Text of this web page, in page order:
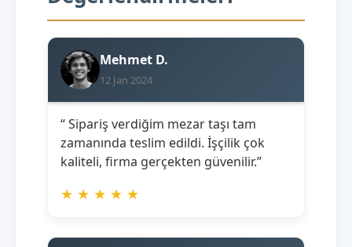
Mehmet D.
12 Jan 2024
“ Sipariş verdiğim mezar taşı tam
zamanında teslim edildi. İşçilik çok
kaliteli, firma gerçekten güvenilir.”
★ ★ ★ ★ ★